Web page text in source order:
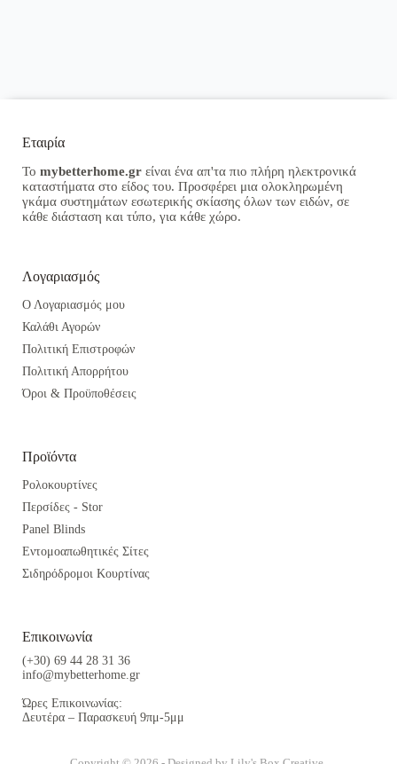
Εταιρία
Το mybetterhome.gr είναι ένα απ'τα πιο πλήρη ηλεκτρονικά
καταστήματα στο είδος του. Προσφέρει μια ολοκληρωμένη
γκάμα συστημάτων εσωτερικής σκίασης όλων των ειδών, σε
κάθε διάσταση και τύπο, για κάθε χώρο.
Λογαριασμός
Ο Λογαριασμός μου
Καλάθι Αγορών
Πολιτική Επιστροφών
Πολιτική Απορρήτου
Όροι & Προϋποθέσεις
Προϊόντα
Ρολοκουρτίνες
Περσίδες - Stor
Panel Blinds
Εντομοαπωθητικές Σίτες
Σιδηρόδρομοι Κουρτίνας
Επικοινωνία
(+30) 69 44 28 31 36
info@mybetterhome.gr
Ώρες Επικοινωνίας:
Δευτέρα – Παρασκευή 9πμ-5μμ